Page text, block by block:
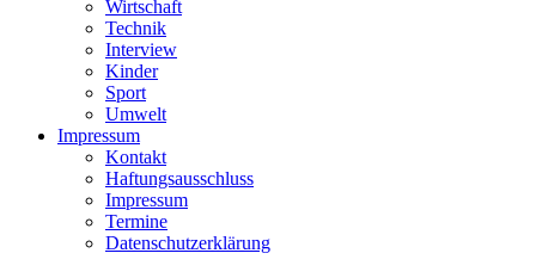
Wirtschaft
Technik
Interview
Kinder
Sport
Umwelt
Impressum
Kontakt
Haftungsausschluss
Impressum
Termine
Datenschutzerklärung